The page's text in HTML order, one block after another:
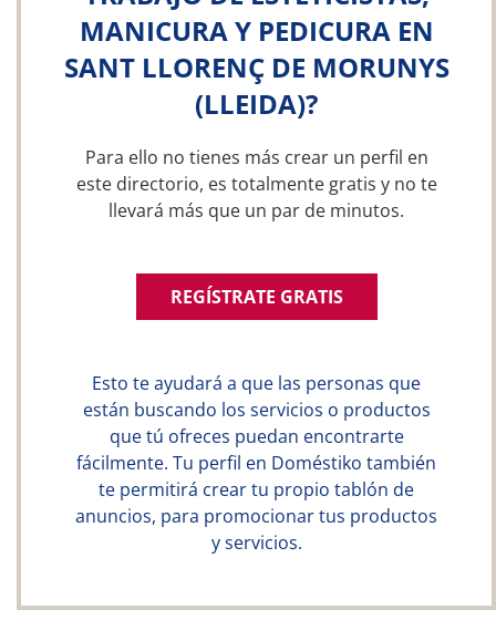
MANICURA Y PEDICURA EN
SANT LLORENÇ DE MORUNYS
(LLEIDA)?
Para ello no tienes más crear un perfil en
este directorio, es totalmente gratis y no te
llevará más que un par de minutos.
REGÍSTRATE GRATIS
Esto te ayudará a que las personas que
están buscando los servicios o productos
que tú ofreces puedan encontrarte
fácilmente. Tu perfil en Doméstiko también
te permitirá crear tu propio tablón de
anuncios, para promocionar tus productos
y servicios.